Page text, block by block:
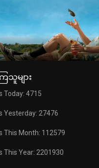
များ
Today: 4715
Yesterday: 27476
This Month: 112579
This Year: 2201930